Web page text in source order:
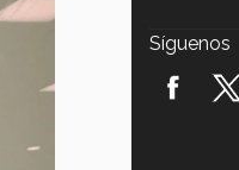
Síguenos